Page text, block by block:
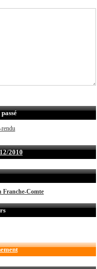
rendu
2010
Franche-Comte